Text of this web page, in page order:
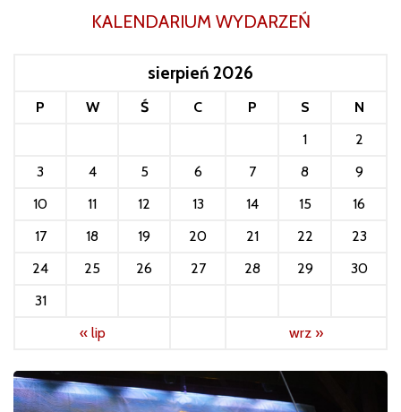
KALENDARIUM WYDARZEŃ
sierpień 2026
P W Ś C P S
N
1
2
3
4 5 6 7 8
9
10
11 12 13 14 15
16
17
18 19 20 21 22
23
24
25 26 27 28 29
30
31
« lip
wrz »